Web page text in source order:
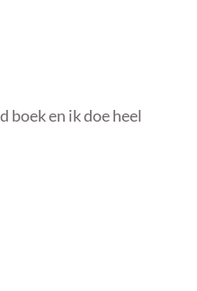
boek en ik doe heel